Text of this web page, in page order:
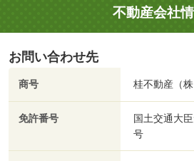
不動産会社
お問い合わせ先
商号 桂不動産（
免許番号
国土交通大
号